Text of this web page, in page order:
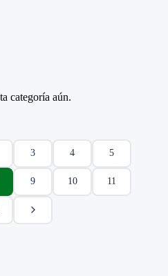
categoría aún.
3 4 5
9 10 11